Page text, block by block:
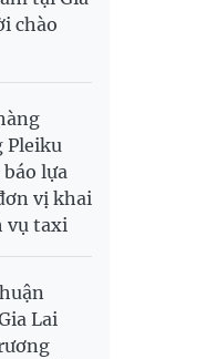
2,817.41
26,410
chào
Pleiku
lựa
vị khai
vụ taxi
Lai